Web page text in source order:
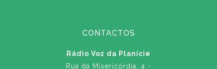
CONTACTOS
Rádio Voz da Planície
Rua da Misericórdia, 4 -